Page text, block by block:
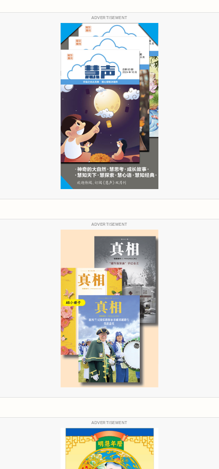
ADVERTISEMENT
ADVERTISEMENT
ADVERTISEMENT